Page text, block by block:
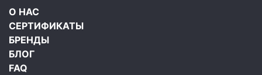
О НАС
СЕРТИФИКАТЫ
БРЕНДЫ
БЛОГ
FAQ